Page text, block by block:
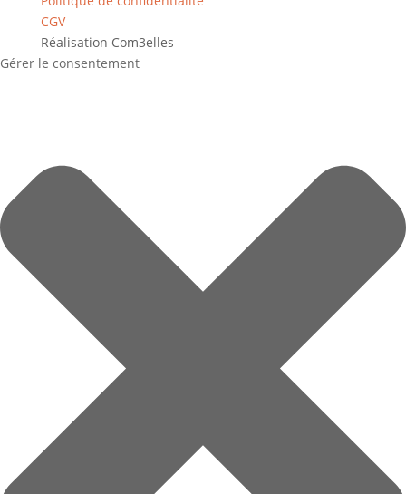
CGV
Réalisation Com3elles
Gérer le consentement